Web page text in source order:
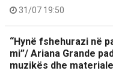
31/07 19:50
“Hynë fshehurazi në
mi”/ Ariana Grande
muzikës dhe